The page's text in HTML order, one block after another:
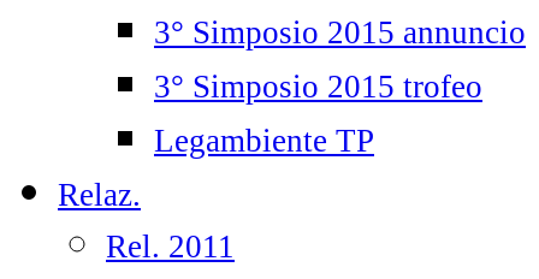
3° Simposio 2015 annuncio
3° Simposio 2015 trofeo
Legambiente TP
Relaz.
Rel. 2011